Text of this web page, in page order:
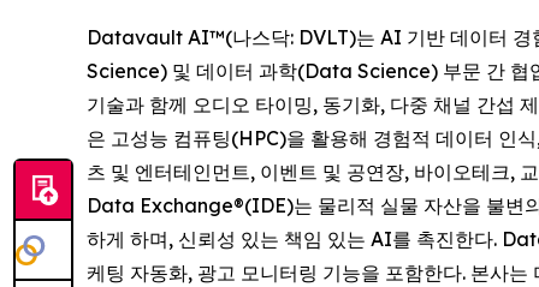
Datavault AI™(나스닥: DVLT)는 AI 기반 데이터 경
Science) 및 데이터 과학(Data Science) 부문 간
기술과 함께 오디오 타이밍, 동기화, 다중 채널 간섭
은 고성능 컴퓨팅(HPC)을 활용해 경험적 데이터 인
츠 및 엔터테인먼트, 이벤트 및 공연장, 바이오테크,
Data Exchange®(IDE)는 물리적 실물 자산을 불변
하게 하며, 신뢰성 있는 책임 있는 AI를 촉진한다.
케팅 자동화, 광고 모니터링 기능을 포함한다. 본사